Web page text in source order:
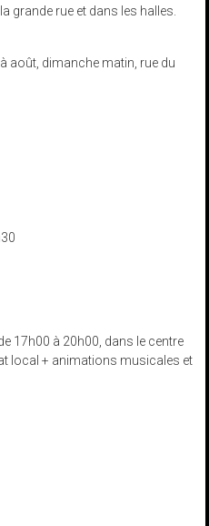
grande rue et dans les halles.
août, dimanche matin, rue du
17h00 à 20h00, dans le centre
local + animations musicales et